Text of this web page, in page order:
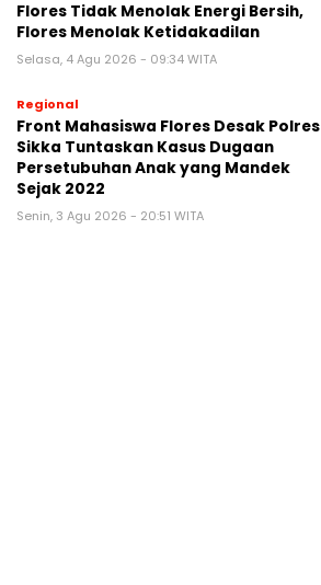
Flores Tidak Menolak Energi Bersih,
Flores Menolak Ketidakadilan
Selasa, 4 Agu 2026 - 09:34 WITA
Regional
Front Mahasiswa Flores Desak Polres
Sikka Tuntaskan Kasus Dugaan
Persetubuhan Anak yang Mandek
Sejak 2022
Senin, 3 Agu 2026 - 20:51 WITA